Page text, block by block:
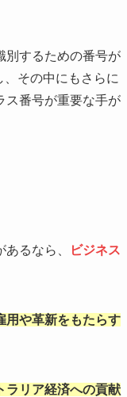
別するための番号が
その中にもさらに
ス番号が重要な手が
るなら、
ビジネス
用や革新をもたらす
ラリア経済への貢献